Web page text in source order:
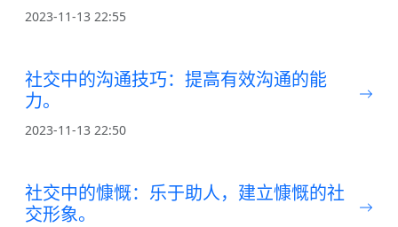
2023-11-13 22:55
社交中的沟通技巧：提高有效沟通的能
力。
2023-11-13 22:50
社交中的慷慨：乐于助人，建立慷慨的社
交形象。